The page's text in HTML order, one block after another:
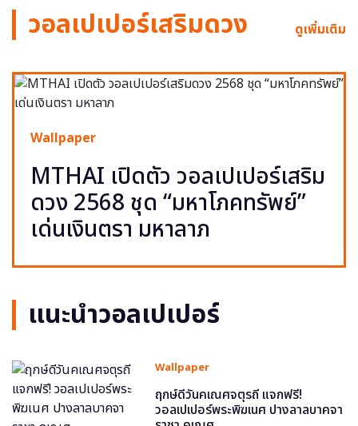
วอลเปเปอร์เสริมดวง ดูเพิ่มเติม
Wallpaper
MTHAI เปิดตัว วอลเปเปอร์เสริม
ดวง 2568 ชุด “มหาโภคทรัพย์”
เด่นเงินตรา มหาลาภ
แนะนำวอลเปเปอร์
Wallpaper
ฤกษ์ดีวันคเณศจตุรถี แจกฟรี!
วอลเปเปอร์พระพิฆเนศ ปางลาลบาคจา